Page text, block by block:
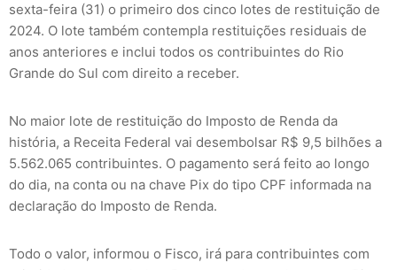
sexta-feira (31) o primeiro dos cinco lotes de restituição de
2024. O lote também contempla restituições residuais de
anos anteriores e inclui todos os contribuintes do Rio
Grande do Sul com direito a receber.
No maior lote de restituição do Imposto de Renda da
história, a Receita Federal vai desembolsar R$ 9,5 bilhões a
5.562.065 contribuintes. O pagamento será feito ao longo
do dia, na conta ou na chave Pix do tipo CPF informada na
declaração do Imposto de Renda.
Todo o valor, informou o Fisco, irá para contribuintes com